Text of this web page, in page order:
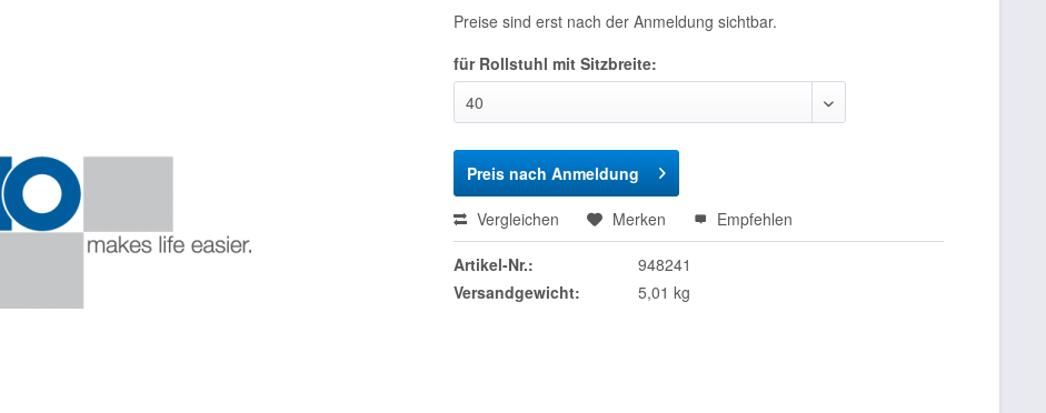
Preise sind erst nach der Anmeldung sichtbar.
für Rollstuhl mit Sitzbreite:
Preis nach Anmeldung
Vergleichen Merken Empfehlen
Artikel-Nr.:
948241
Versandgewicht:
5,01 kg